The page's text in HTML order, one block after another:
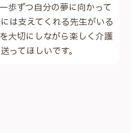
歩ずつ自分の夢に向かって
は支えてくれる先生がいる
大切にしながら楽しく介護
ってほしいです。